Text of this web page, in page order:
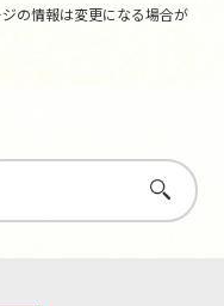
の情報は変更になる場合が
さがす